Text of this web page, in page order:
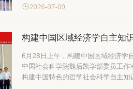
2026-07-09
构建中国区域经济学自主知
6月28日上午，构建中国区域经济学
中国社会科学院魏后凯学部委员工作室、
构建中国特色的哲学社会科学自主知